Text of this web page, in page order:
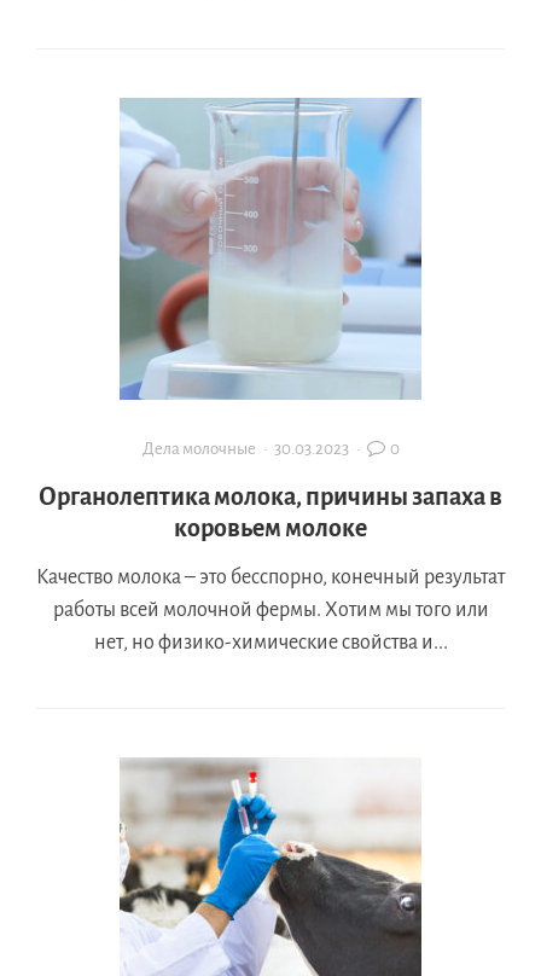
Дела молочные · 30.03.2023· 0
Органолептика молока, причины запаха в
коровьем молоке
Качество молока – это бесспорно, конечный результат
работы всей молочной фермы. Хотим мы того или
нет, но физико-химические свойства и...